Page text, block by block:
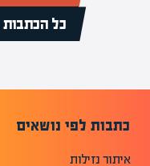
כל
כתבות לפי נושאים
איתור נזילות